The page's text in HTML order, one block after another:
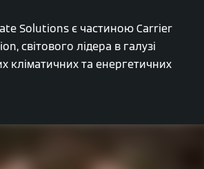
Solutions є частиною Carrier
світового лідера в галузі
кліматичних та енергетичних